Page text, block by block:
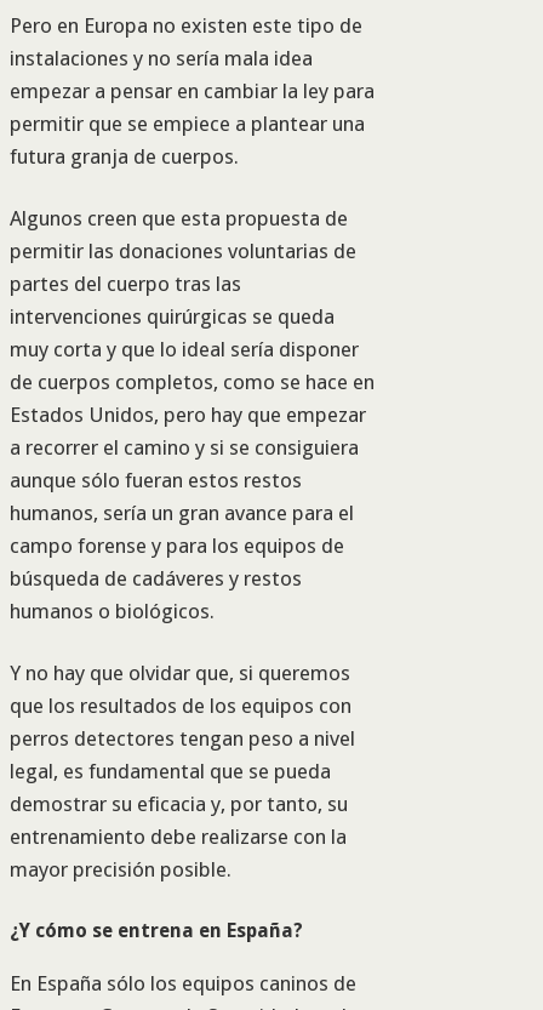
Pero en Europa no existen este tipo de
instalaciones y no sería mala idea
empezar a pensar en cambiar la ley para
permitir que se empiece a plantear una
futura granja de cuerpos.
Algunos creen que esta propuesta de
permitir las donaciones voluntarias de
partes del cuerpo tras las
intervenciones quirúrgicas se queda
muy corta y que lo ideal sería disponer
de cuerpos completos, como se hace en
Estados Unidos, pero hay que empezar
a recorrer el camino y si se consiguiera
aunque sólo fueran estos restos
humanos, sería un gran avance para el
campo forense y para los equipos de
búsqueda de cadáveres y restos
humanos o biológicos.
Y no hay que olvidar que, si queremos
que los resultados de los equipos con
perros detectores tengan peso a nivel
legal, es fundamental que se pueda
demostrar su eficacia y, por tanto, su
entrenamiento debe realizarse con la
mayor precisión posible.
¿Y cómo se entrena en España?
En España sólo los equipos caninos de